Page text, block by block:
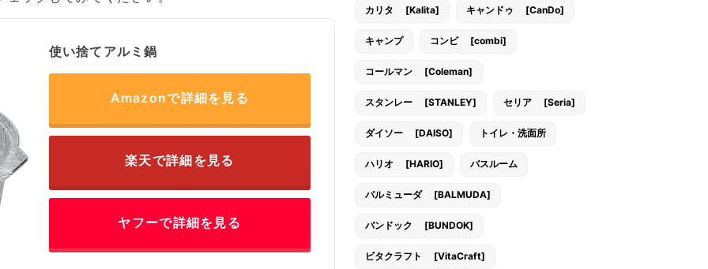
使い捨てアルミ鍋
Amazonで詳細を見る
楽天で詳細を見る
ヤフーで詳細を見る
カリタ [Kalita] キャンドゥ [CanDo]
キャンプ コンビ [combi]
コールマン [Coleman]
スタンレー [STANLEY] セリア [Seria]
ダイソー [DAISO] トイレ・洗面所
ハリオ [HARIO] バスルーム
バルミューダ [BALMUDA]
バンドック [BUNDOK]
ビタクラフト [VitaCraft]